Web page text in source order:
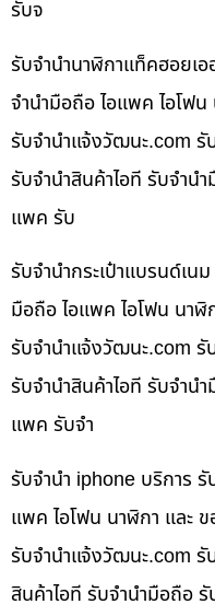
รับจ
รับจำนำนาฬิกาแท็คฮอยเ
จำนำมือถือ ไอแพค ไอโฟ
รับจํานําแจ้งวัฒนะ.com รั
รับจำนำสินค้าไอที รับจำน
แพค รับ
รับจำนำกระเป๋าแบรนด์เน
มือถือ ไอแพค ไอโฟน นา
รับจํานําแจ้งวัฒนะ.com รั
รับจำนำสินค้าไอที รับจำน
แพค รับจำ
รับจำนำ iphone บริการ รั
แพค ไอโฟน นาฬิกา และ
รับจํานําแจ้งวัฒนะ.com รั
สินค้าไอที รับจำนำมือถือ